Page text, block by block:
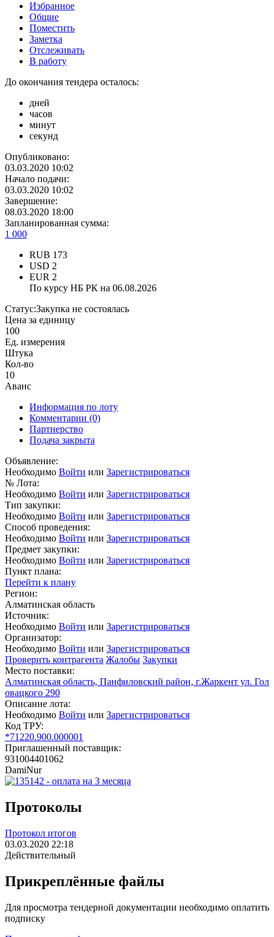
Избранное
Общие
Поместить
Заметка
Отслеживать
В работу
До окончания тендера осталось:
дней
часов
минут
секунд
Опубликовано:
03.03.2020 10:02
Начало подачи:
03.03.2020 10:02
Завершение:
08.03.2020 18:00
Запланированная сумма:
1 000
RUB 173
USD 2
EUR 2
По курсу НБ РК на 06.08.2026
Статус:Закупка не состоялась
Цена за единицу
100
Ед. измерения
Штука
Кол-во
10
Аванс
Информация по лоту
Комментарии (0)
Партнерство
Подача закрыта
Объявление:
Необходимо Войти или Зарегистрироваться
№ Лота:
Необходимо Войти или Зарегистрироваться
Тип закупки:
Необходимо Войти или Зарегистрироваться
Способ проведения:
Необходимо Войти или Зарегистрироваться
Предмет закупки:
Необходимо Войти или Зарегистрироваться
Пункт плана:
Перейти к плану
Регион:
Алматинская область
Источник:
Необходимо Войти или Зарегистрироваться
Организатор:
Необходимо Войти или Зарегистрироваться
Проверить контрагента Жалобы Закупки
Место поставки:
Алматинская область, Панфиловский район, г.Жаркент ул. Гол
овацкого 290
Описание лота:
Необходимо Войти или Зарегистрироваться
Код ТРУ:
*71220.900.000001
Приглашенный поставщик:
931004401062
DamiNur
Протоколы
Протокол итогов
03.03.2020 22:18
Действительный
Прикреплённые файлы
Для просмотра тендерной документации необходимо оплатить
подписку